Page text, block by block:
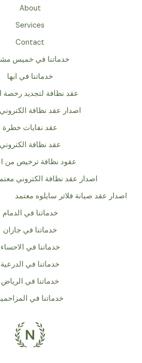
About
Services
Contact
خدماتنا في خميس
خدماتنا في ابها
عقد نظافة لتجديد رخصة
اصدار عقد نظافة
عقد نفايات خطرة
عقد نظافة الكتروني
عقود نظافة ترخيص من
اصدار عقد نظافة الكتروني
اصدار عقد صيانة فلاتر
خدماتنا في الدمام
خدماتنا في جازان
خدماتنا في الاحساء
خدماتنا في الدرعية
خدماتنا في الرياض
خدماتنا في